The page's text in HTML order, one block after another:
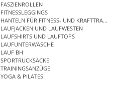
FASZIENROLLEN
FITNESSLEGGINGS
HANTELN FÜR FITNESS- UND
LAUFJACKEN UND LAUFWESTEN
LAUFSHIRTS UND LAUFTOPS
LAUFUNTERWÄSCHE
LAUF BH
SPORTRUCKSÄCKE
TRAININGSANZÜGE
YOGA & PILATES